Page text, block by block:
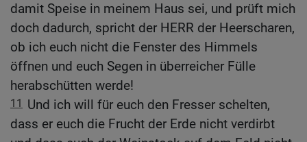
damit Speise in meinem Haus sei, und prüft mich
doch dadurch, spricht der HERR der Heerscharen,
ob ich euch nicht die Fenster des Himmels
öffnen und euch Segen in überreicher Fülle
herabschütten werde!
11
Und ich will für euch den Fresser schelten,
dass er euch die Frucht der Erde nicht verdirbt